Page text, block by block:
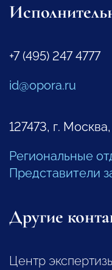
+7 (495) 247 4777
id@opora.ru
127473, г.
Региональные
Представители
Другие
Центр